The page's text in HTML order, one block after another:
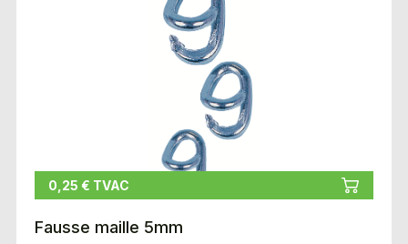
0,25 € TVAC
Fausse maille 5mm